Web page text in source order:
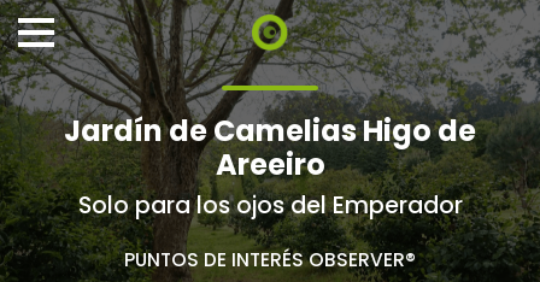
Jardín de Camelias Higo de
Areeiro
Solo para los ojos del Emperador
PUNTOS DE INTERÉS OBSERVER®